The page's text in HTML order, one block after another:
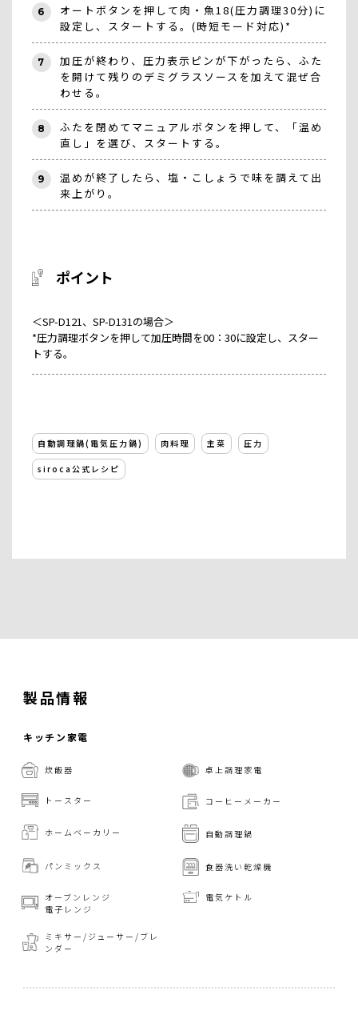
6
オートボタンを押して肉・魚18(圧力調理30分)に
設定し、スタートする。(時短モード対応)*
7
加圧が終わり、圧力表示ピンが下がったら、ふた
を開けて残りのデミグラスソースを加えて混ぜ合
わせる。
8
ふたを閉めてマニュアルボタンを押して、「温め
直し」を選び、スタートする。
9
温めが終了したら、塩・こしょうで味を調えて出
来上がり。
ポイント
＜SP-D121、SP-D131の場合＞
*圧力調理ボタンを押して加圧時間を00：30に設定し、スター
トする。
自動調理鍋(電気圧力鍋) 肉料理 主菜 圧力
siroca公式レシピ
製品情報
キッチン家電
炊飯器 卓上調理家電
トースター コーヒーメーカー
ホームベーカリー 自動調理鍋
パンミックス 食器洗い乾燥機
オーブンレンジ
電子レンジ
電気ケトル
ミキサー/ジューサー/ ブレ
ンダー